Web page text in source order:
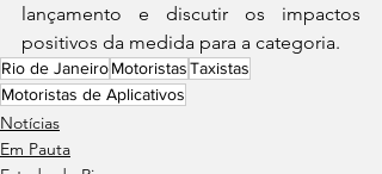
lançamento e discutir os impactos
positivos da medida para a categoria.
Rio de JaneiroMotoristasTaxistas
Motoristas de Aplicativos
Notícias
Em Pauta